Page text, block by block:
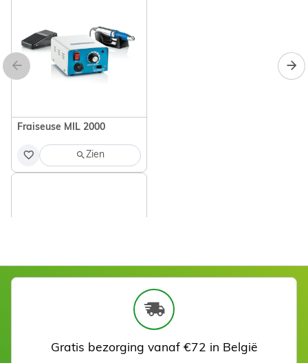
Fraiseuse MIL 2000
Zien
Gratis bezorging vanaf €72 in België